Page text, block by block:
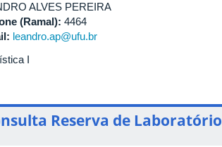
ALVES PEREIRA
(Ramal): 4464
leandro.ap@ufu.br
I
Reserva de Laboratório